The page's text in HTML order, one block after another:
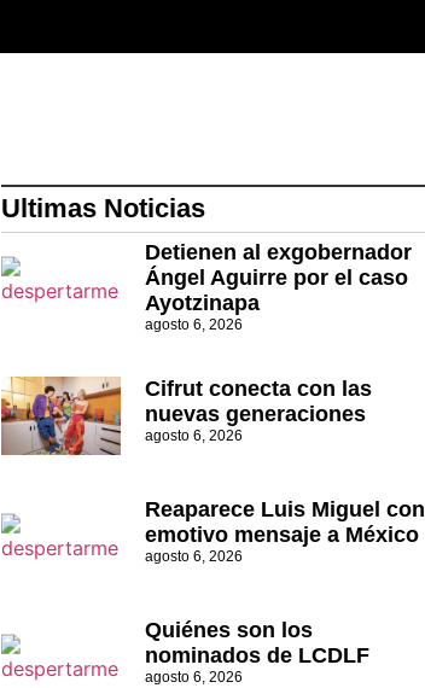
Ultimas Noticias
Detienen al exgobernador
Ángel Aguirre por el caso
Ayotzinapa
agosto 6, 2026
Cifrut conecta con las
nuevas generaciones
agosto 6, 2026
Reaparece Luis Miguel con
emotivo mensaje a México
agosto 6, 2026
Quiénes son los
nominados de LCDLF
agosto 6, 2026